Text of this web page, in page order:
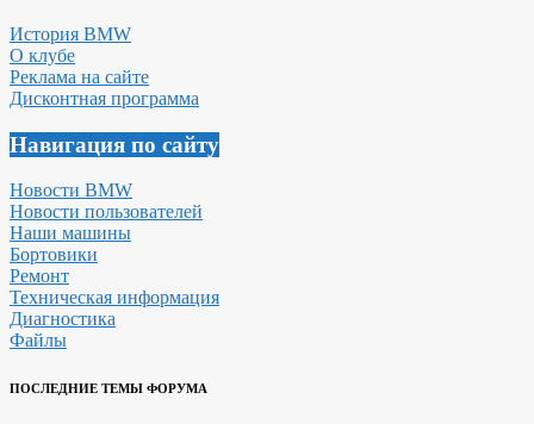
История BMW
О клубе
Реклама на сайте
Дисконтная программа
Навигация по сайту
Новости BMW
Новости пользователей
Наши машины
Бортовики
Ремонт
Техническая информация
Диагностика
Файлы
ПОСЛЕДНИЕ ТЕМЫ ФОРУМА